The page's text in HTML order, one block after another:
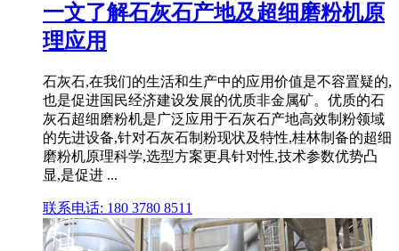
一文了解石灰石产地及超细磨粉机原
理应用
石灰石,在我们的生活和生产中的应用价值是不容置疑的,
也是促进国民经济建设发展的优质非金属矿。优质的石
灰石超细磨粉机是广泛应用于石灰石产地高效制粉领域
的先进设备,针对石灰石制粉现状及特性,桂林制备的超细
磨粉机原理科学,选型方案更具针对性,技术参数优势凸
显,是促进 ...
联系电话: 180 3780 8511